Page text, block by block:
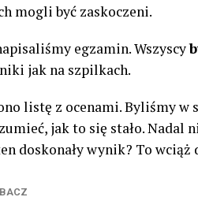
mogli być zaskoczeni.
egzamin. Wszyscy
jak na szpilkach.
listę z ocenami. Byliśmy w
jak to się stało. Nadal
doskonały wynik? To